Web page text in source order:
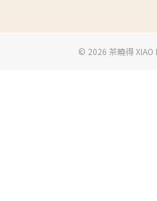
©️ 2026 茶曉得 XIAO